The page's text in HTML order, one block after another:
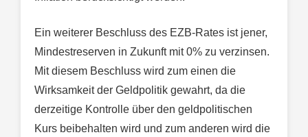
Ein weiterer Beschluss des EZB-Rates ist jener,
Mindestreserven in Zukunft mit 0% zu verzinsen.
Mit diesem Beschluss wird zum einen die
Wirksamkeit der Geldpolitik gewahrt, da die
derzeitige Kontrolle über den geldpolitischen
Kurs beibehalten wird und zum anderen wird die